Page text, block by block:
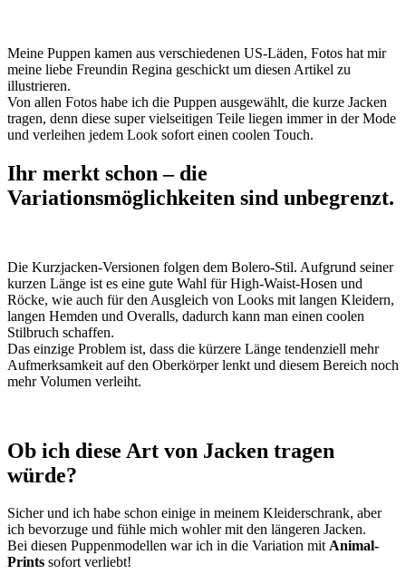
Meine Puppen kamen aus verschiedenen US-Läden, Fotos hat mir
meine liebe Freundin Regina geschickt um diesen Artikel zu
illustrieren.
Von allen Fotos habe ich die Puppen ausgewählt, die kurze Jacken
tragen, denn diese super vielseitigen Teile liegen immer in der Mode
und verleihen jedem Look sofort einen coolen Touch.
Ihr merkt schon – die
Variationsmöglichkeiten sind unbegrenzt.
Die Kurzjacken-Versionen folgen dem Bolero-Stil. Aufgrund seiner
kurzen Länge ist es eine gute Wahl für High-Waist-Hosen und
Röcke, wie auch für den Ausgleich von Looks mit langen Kleidern,
langen Hemden und Overalls, dadurch kann man einen coolen
Stilbruch schaffen.
Das einzige Problem ist, dass die kürzere Länge tendenziell mehr
Aufmerksamkeit auf den Oberkörper lenkt und diesem Bereich noch
mehr Volumen verleiht.
Ob ich diese Art von Jacken tragen
würde?
Sicher und ich habe schon einige in meinem Kleiderschrank, aber
ich bevorzuge und fühle mich wohler mit den längeren Jacken.
Bei diesen Puppenmodellen war ich in die Variation mitAnimal-
Prints sofort verliebt!